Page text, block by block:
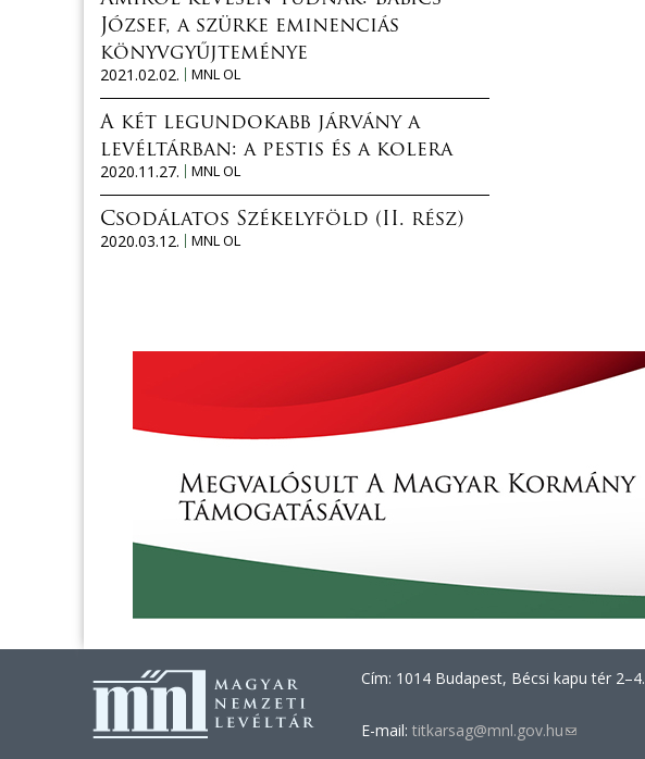
József, a szürke eminenciás
könyvgyűjteménye
2021.02.02.
MNL OL
A két legundokabb járvány a
levéltárban: a pestis és a kolera
2020.11.27.
MNL OL
Csodálatos Székelyföld (II. rész)
2020.03.12.
MNL OL
Cím: 1014 Budapest, Bécsi kapu tér 2–4.
E-mail: titkarsag@mnl.gov.hu(link